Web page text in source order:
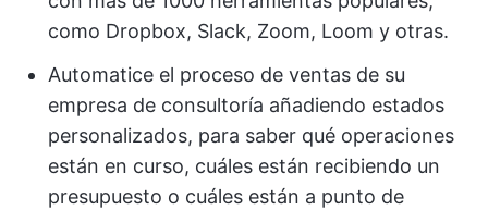
como Dropbox, Slack, Zoom, Loom y otras.
Automatice el proceso de ventas de su
empresa de consultoría añadiendo estados
personalizados, para saber qué operaciones
están en curso, cuáles están recibiendo un
presupuesto o cuáles están a punto de